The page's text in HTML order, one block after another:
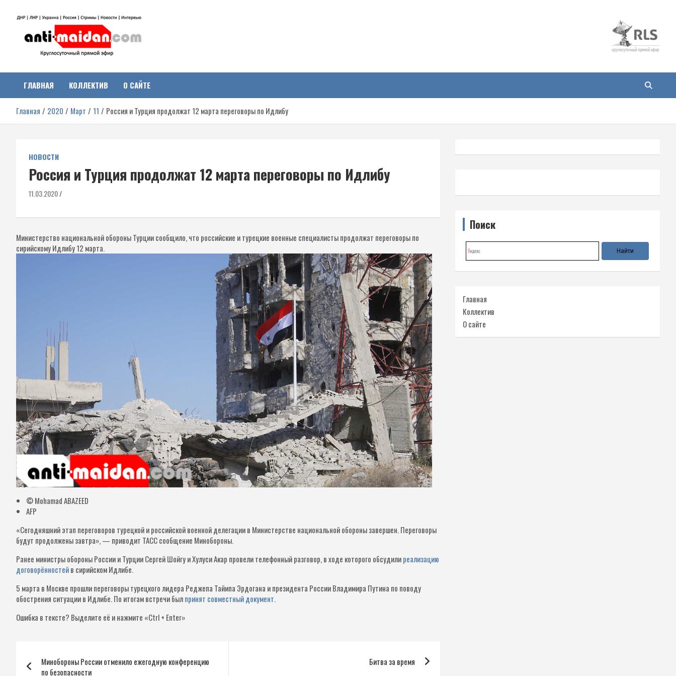
Антимайдан:
Гражданская война на
Украине
о гражданской войне на Украине, включая события в Новороссии,
ДНР, ЛНР и других регионах.
ГЛАВНАЯ КОЛЛЕКТИВ О САЙТЕ
Главная 2020 Март 11 Россия и Турция продолжат 12 марта переговоры по Идлибу
НОВОСТИ
Россия и Турция продолжат 12 марта переговоры по Идлибу
11.03.2020
Министерство национальной обороны Турции сообщило, что российские и турецкие военные специалисты продолжат переговоры по
сирийскому Идлибу 12 марта.
© Mohamad ABAZEED
AFP
«Сегодняшний этап переговоров турецкой и российской военной делегации в Министерстве национальной обороны завершен. Переговоры
будут продолжены завтра», — приводит ТАСС сообщение Минобороны.
Ранее министры обороны России и Турции Сергей Шойгу и Хулуси Акар провели телефонный разговор, в ходе которого обсудилиреализацию
договорённостейв сирийском Идлибе.
5 марта в Москве прошли переговоры турецкого лидера Реджепа Тайипа Эрдогана и президента России Владимира Путина по поводу
обострения ситуации в Идлибе. По итогам встречи былпринят совместный документ.
Ошибка в тексте? Выделите её и нажмите «Ctrl + Enter»
Минобороны России отменило ежегодную конференцию
по безопасности
Битва за время
Поиск
Главная
Коллектив
О сайте